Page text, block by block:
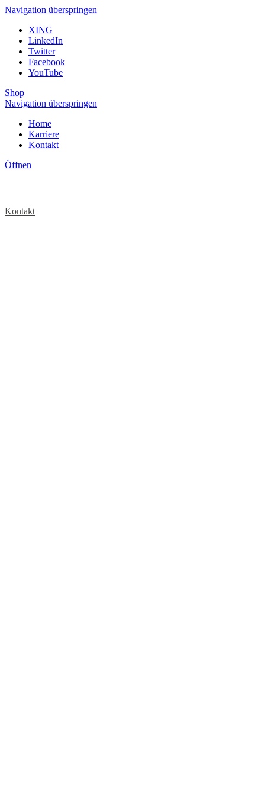
Navigation überspringen
XING
LinkedIn
Twitter
Facebook
YouTube
Shop
Navigation überspringen
Home
Karriere
Kontakt
Öffnen
Kontakt